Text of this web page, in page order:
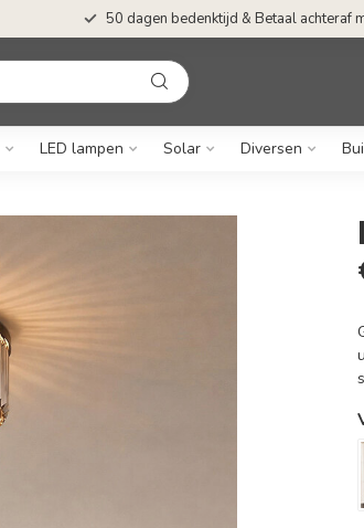
50 dagen bedenktijd & Betaal achteraf
LED lampen Solar Diversen